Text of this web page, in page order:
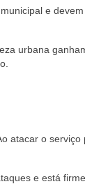
e
urbana
atacar o serviço
e está